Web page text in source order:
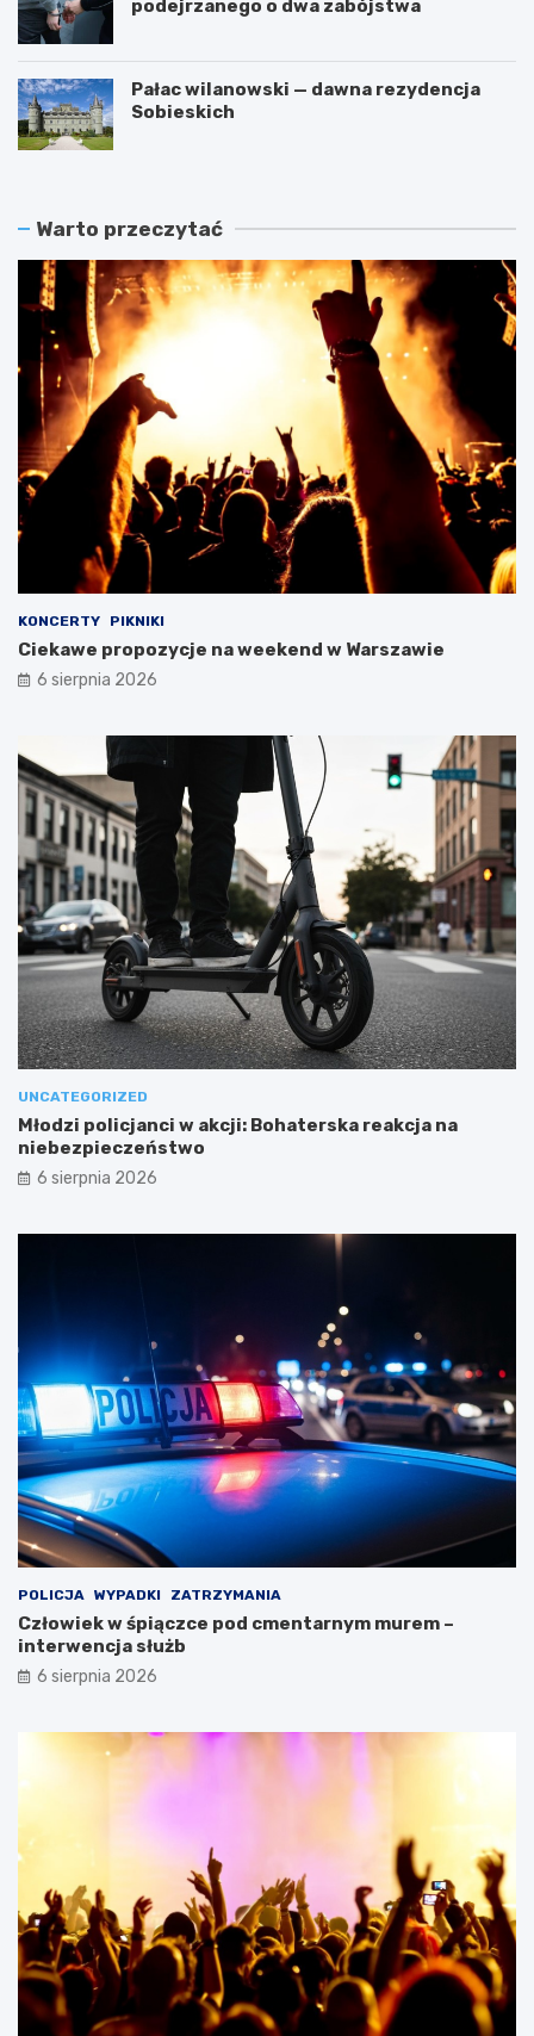
podejrzanego o dwa zabójstwa
Pałac wilanowski — dawna rezydencja
Sobieskich
Warto przeczytać
KONCERTY PIKNIKI
Ciekawe propozycje na weekend w Warszawie
6 sierpnia 2026
UNCATEGORIZED
Młodzi policjanci w akcji: Bohaterska reakcja na
niebezpieczeństwo
6 sierpnia 2026
POLICJA WYPADKI ZATRZYMANIA
Człowiek w śpiączce pod cmentarnym murem –
interwencja służb
6 sierpnia 2026